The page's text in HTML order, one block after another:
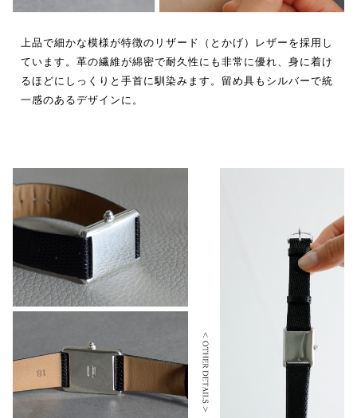
上品で細かな模様が特徴のリザード（とかげ）レザーを採用し
ています。革の繊維が綿密で耐久性にも非常に優れ、身に着け
るほどにしっくりと手首に馴染みます。留め具もシルバーで統
一感のあるデザインに。